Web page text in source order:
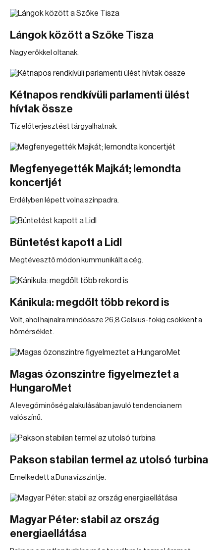
Lángok között a Szőke Tisza
Nagy erőkkel oltanak.
Kétnapos rendkívüli parlamenti ülést
hívtak össze
Tíz előterjesztést tárgyalhatnak.
Megfenyegették Majkát; lemondta
koncertjét
Erdélyben lépett volna színpadra.
Büntetést kapott a Lidl
Megtévesztő módon kummunikált a cég.
Kánikula: megdőlt több rekord is
Volt, ahol hajnalra mindössze 26,8 Celsius-fokig csökkent a
hőmérséklet.
Magas ózonszintre figyelmeztet a
HungaroMet
A levegőminőség alakulásában javuló tendencia nem
valószínű.
Pakson stabilan termel az utolsó turbina
Emelkedett a Duna vízszintje.
Magyar Péter: stabil az ország
energiaellátása